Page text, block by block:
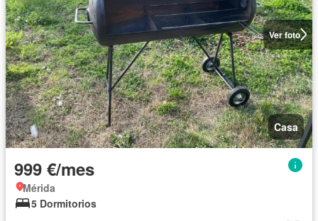
Ver foto
Casa
999 €/mes
Mérida
5 Dormitorios